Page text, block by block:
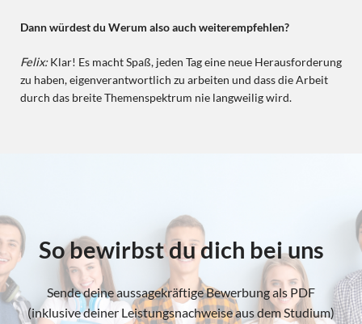
Dann würdest du Werum also auch weiterempfehlen?
Felix:Klar! Es macht Spaß, jeden Tag eine neue Herausforderung
zu haben, eigenverantwortlich zu arbeiten und dass die Arbeit
durch das breite Themenspektrum nie langweilig wird.
So bewirbst du dich bei uns
Sende deine aussagekräftige Bewerbung als PDF
(inklusive deiner Leistungsnachweise aus dem Studium)